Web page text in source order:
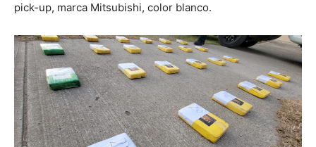
pick-up, marca Mitsubishi, color blanco.